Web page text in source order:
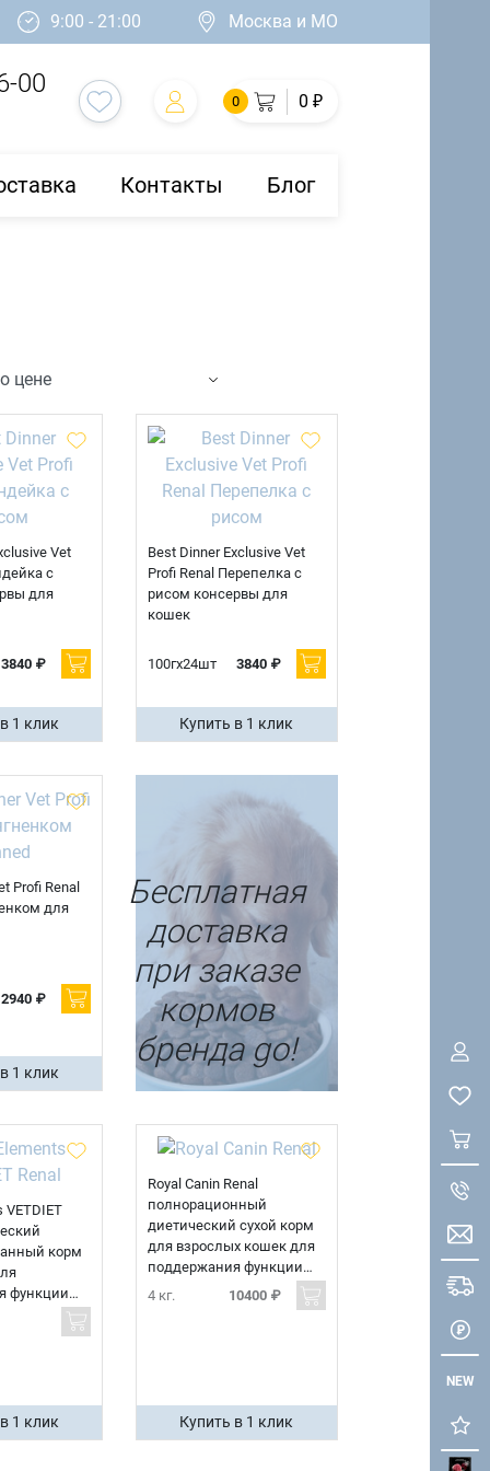
9:00 - 21:00 Москва и МО
00
0 0 ₽
Контакты Блог
NEW
Vet
с
для
3840 ₽
1 клик
Best Dinner Exclusive Vet
Profi Renal Перепелка с
рисом консервы для
кошек
100гх24шт 3840 ₽
Купить в 1 клик
Profi Renal
для
2940 ₽
1 клик
Бесплатная
доставка
при заказе
кормов
бренда go!
VETDIET
корм
функции
из морской
1 клик
Royal Canin Renal
полнорационный
диетический сухой корм
для взрослых кошек для
поддержания функции
почек при острой или
хронической почечной
4 кг. 10400 ₽
Купить в 1 клик